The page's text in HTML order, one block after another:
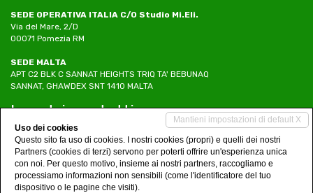
SEDE OPERATIVA ITALIA C/O Studio Mi.Eli.
Via del Mare, 2/D
00071 Pomezia RM
SEDE MALTA
APT C2 BLK C SANNAT HEIGHTS TRIQ TA' BEBUNAQ
SANNAT, GHAWDEX SNT 1410 MALTA
I nostri contatti
Tel. 06/83778285
Tel. +356 99709400
Cell. +39 3405355446
info@studiomieli.it
www.studiomieli.it
Mantieni impostazioni di default X
Uso dei cookies
Questo sito fa uso di cookies. I nostri cookies (propri) e quelli dei nostri
Partners (cookies di terzi) servono per poterti offrire un'esperienza unica
con noi. Per questo motivo, insieme ai nostri partners, raccogliamo e
processiamo informazioni non sensibili (come l'identificatore del tuo
dispositivo o le pagine che visiti).